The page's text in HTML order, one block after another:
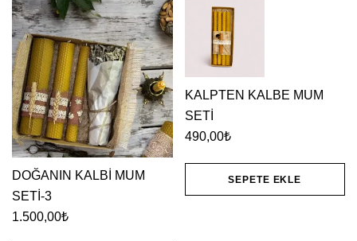
DOĞANIN KALBİ MUM
SETİ-3
1.500,00₺
KALPTEN KALBE MUM
SETİ
490,00₺
SEPETE EKLE